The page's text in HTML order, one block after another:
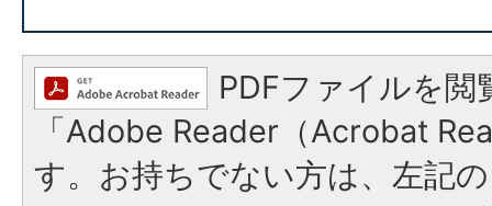
PDFファイルを閲
「Adobe Reader（Acrobat
す。お持ちでない方は、左記